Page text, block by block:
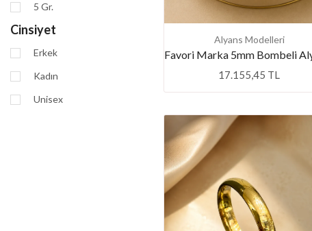
5 Gr.
Cinsiyet
Erkek
Kadın
Unisex
Alyans Modelleri
17.155,45 TL